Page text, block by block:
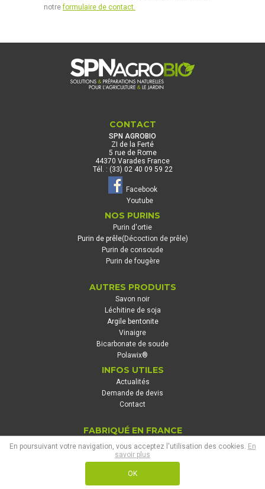
notreformulaire de contact.
CONTACT
SPN AGROBIO
ZI de la Ferté
5 rue de Rome
44370 Varades France
Tél. : (33) 02 40 09 59 22
Facebook
Youtube
NOS PURINS
Purin d'ortie
Purin de prêle(Décoction de prêle)
Purin de consoude
Purin de fougère
AUTRES PRODUITS
Savon noir
Léchitine de soja
Argile bentonite
Vinaigre
Bicarbonate de soude
Polawix®
INFOS UTILES
Actualités
Demande de devis
Contact
FABRIQUÉ EN FRANCE
© 2019 - SPN AGROBIO - Tous droits réservés -
Réalisation Planète Communication
propulsé par Saytup
En poursuivant votre navigation, vous acceptez l'utilisation des cookies. En
savoir plus
OK